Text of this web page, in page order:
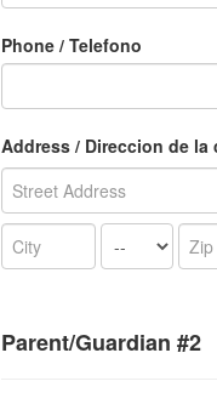
Phone / Telefono
Address / Direccion de la
Parent/Guardian #2